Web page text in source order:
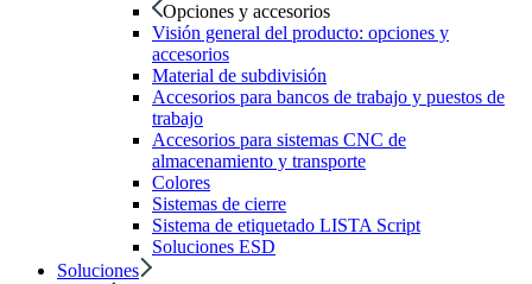
Opciones y accesorios
Visión general del producto: opciones y
accesorios
Material de subdivisión
Accesorios para bancos de trabajo y puestos de
trabajo
Accesorios para sistemas CNC de
almacenamiento y transporte
Colores
Sistemas de cierre
Sistema de etiquetado LISTA Script
Soluciones ESD
Soluciones